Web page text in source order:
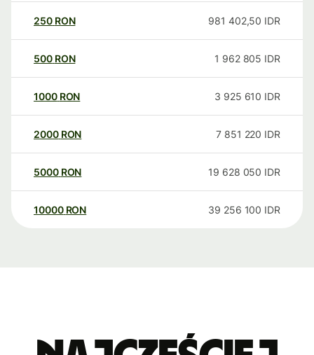
250 RON 981 402,50 IDR
500 RON 1 962 805 IDR
1000 RON 3 925 610 IDR
2000 RON 7 851 220 IDR
5000 RON 19 628 050 IDR
10000 RON 39 256 100 IDR